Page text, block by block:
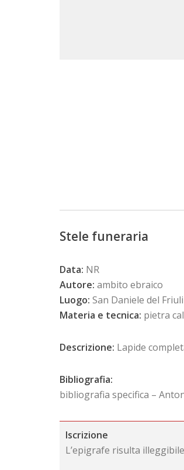
Stele funeraria
Data: NR
Autore: ambito ebraico
Luogo: San Daniele del
Materia e tecnica: pietra
Descrizione: Lapide
Bibliografia:
bibliografia specifica –
Iscrizione
L’epigrafe risulta